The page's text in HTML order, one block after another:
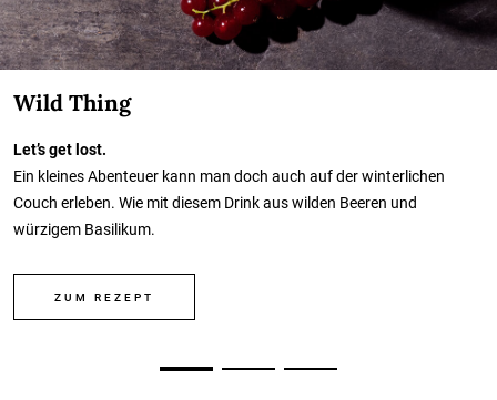
Wild Thing
Let’s get lost.
Ein kleines Abenteuer kann man doch auch auf der winterlichen
Couch erleben. Wie mit diesem Drink aus wilden Beeren und
würzigem Basilikum.
ZUM REZEPT